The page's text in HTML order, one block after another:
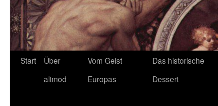
Start
Über
altmod
Vom Geist
Europas
Das historische
Dessert